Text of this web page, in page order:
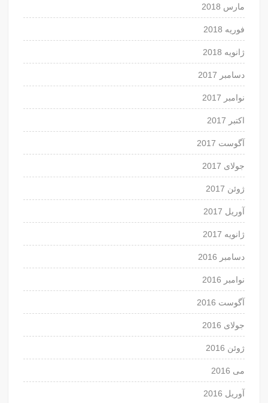
مارس 2018
فوریه 2018
ژانویه 2018
دسامبر 2017
نوامبر 2017
اکتبر 2017
آگوست 2017
جولای 2017
ژوئن 2017
آوریل 2017
ژانویه 2017
دسامبر 2016
نوامبر 2016
آگوست 2016
جولای 2016
ژوئن 2016
می 2016
آوریل 2016